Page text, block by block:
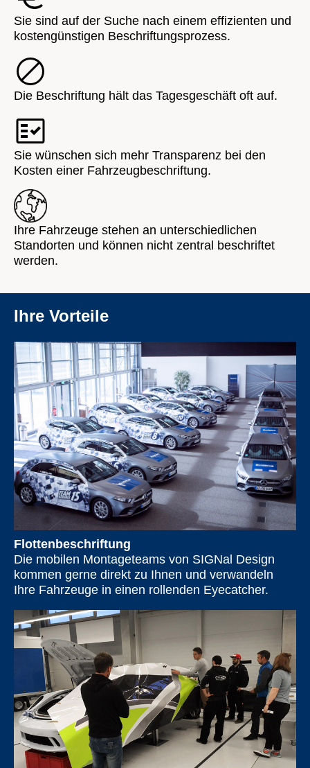
Sie sind auf der Suche nach einem effizienten und
kostengünstigen Beschriftungsprozess.
Die Beschriftung hält das Tagesgeschäft oft auf.
Sie wünschen sich mehr Transparenz bei den
Kosten einer Fahrzeugbeschriftung.
Ihre Fahrzeuge stehen an unterschiedlichen
Standorten und können nicht zentral beschriftet
werden.
Ihre Vorteile
Flottenbeschriftung
Die mobilen Montageteams von SIGNal Design
kommen gerne direkt zu Ihnen und verwandeln
Ihre Fahrzeuge in einen rollenden Eyecatcher.